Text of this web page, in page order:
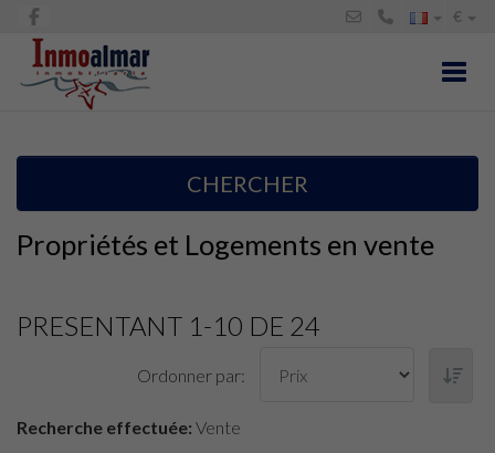
€
CHERCHER
Propriétés et Logements en vente
PRESENTANT 1-10 DE 24
Ordonner par:
Recherche effectuée: Vente